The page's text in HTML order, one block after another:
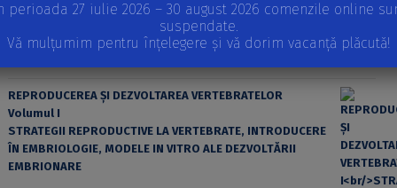
REPRODUCEREA ȘI DEZVOLTAREA VERTEBRATELOR
Volumul I
STRATEGII REPRODUCTIVE LA VERTEBRATE, INTRODUCERE
ÎN EMBRIOLOGIE, MODELE IN VITRO ALE DEZVOLTĂRII
EMBRIONARE
perioada 27 iulie 2026 – 30 august 2026 comenzile online
suspendate.
Vă mulțumim pentru înțelegere și vă dorim vacanță plăcută!